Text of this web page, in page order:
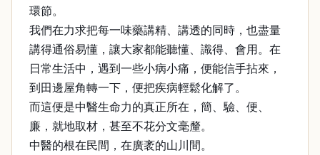
環節。
我們在力求把每一味藥講精、講透的同時，也盡量
講得通俗易懂，讓大家都能聽懂、識得、會用。在
日常生活中，遇到一些小病小痛，便能信手拈來，
到田邊屋角轉一下，便把疾病輕鬆化解了。
而這便是中醫生命力的真正所在，簡、驗、便、
廉，就地取材，甚至不花分文毫釐。
中醫的根在民間，在廣袤的山川間。